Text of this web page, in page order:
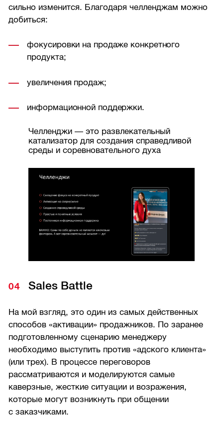
сильно изменится. Благодаря челленджам можно
добиться:
фокусировки на продаже конкретного
продукта;
увеличения продаж;
информационной поддержки.
Челленджи — это развлекательный
катализатор для создания справедливой
среды и соревновательного духа
Sales Battle
На мой взгляд, это один из самых действенных
способов «активации» продажников. По заранее
подготовленному сценарию менеджеру
необходимо выступить против «адского клиента»
(или трех). В процессе переговоров
рассматриваются и моделируются самые
каверзные, жесткие ситуации и возражения,
которые могут возникнуть при общении
с заказчиками.